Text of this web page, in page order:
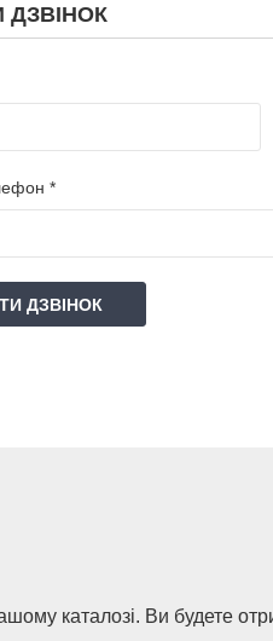
*
ДЗВІНОК
каталозі. Ви будете